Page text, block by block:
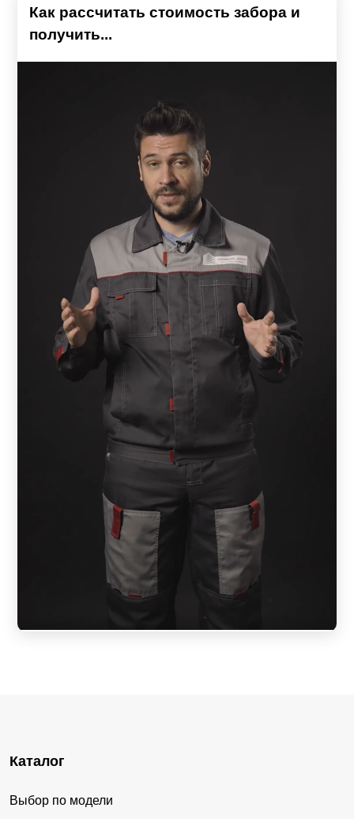
Как рассчитать стоимость забора и
получить...
Каталог
Выбор по модели